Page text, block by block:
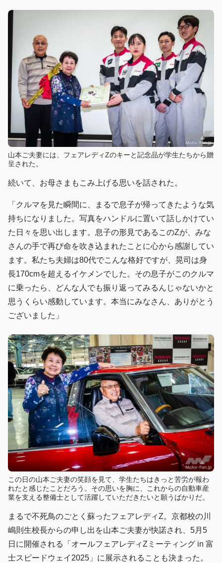
山本ご夫妻には、フェアレディZのキーと記念品が学生たちから贈
呈された。
続いて、お母さまもこみ上げる思いを話された。
「クルマを見た瞬間に、まるで息子が帰ってきたような気
持ちになりました。写真をハンドルに置いて話しかけてい
た日々を思い出します。息子の形見であるこのZが、みな
さんの手で再び命を吹き込まれたことに心から感謝してい
ます。私たち夫婦は80代でこんな格好ですが、晃司は身
長170cmを超えるイケメンでした。その息子がこのクルマ
に乗ったら、どんな人でも振り返ってみるんじゃないかと
思うくらい感動しています。本当にみなさん、ありがとう
ございました」
この日の山本ご夫妻の笑顔を見て、学生たちはきっと苦労が報わ
れたと感じたことだろう。その思いを胸に、これからの自動車産
業を支える整備士として活躍していただきたいと願うばかりだ。
まるで不死鳥のごとく蘇ったフェアレディZ。京都校の川
嶋則生校長からの申し出を山本ご夫妻が快諾され、5月5
日に開催される「オールフェアレディZミーティング in 富
士スピードウェイ2025」に展示されることも決まった。